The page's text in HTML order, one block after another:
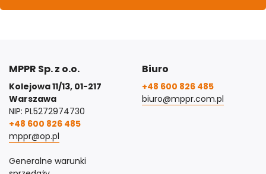
MPPR Sp. z o.o.
Kolejowa 11/13, 01-217
Warszawa
NIP: PL5272974730
+48 600 826 485
mppr@op.pl
Generalne warunki
Biuro
+48 600 826 485
biuro@mppr.com.pl